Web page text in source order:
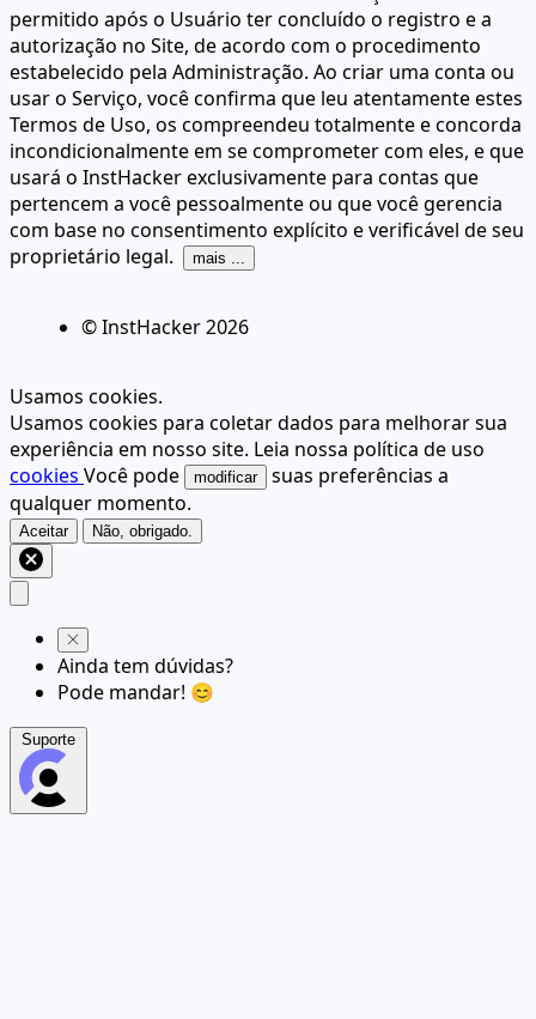
permitido após o Usuário ter concluído o registro e a
autorização no Site, de acordo com o procedimento
estabelecido pela Administração. Ao criar uma conta ou
usar o Serviço, você confirma que leu atentamente estes
Termos de Uso, os compreendeu totalmente e concorda
incondicionalmente em se comprometer com eles, e que
usará o InstHacker exclusivamente para contas que
pertencem a você pessoalmente ou que você gerencia
com base no consentimento explícito e verificável de seu
proprietário legal.
mais ...
© InstHacker2026
Usamos cookies.
Usamos cookies para coletar dados para melhorar sua
experiência em nosso site. Leia nossa política de uso
cookies Você pode modificar
suas preferências a
qualquer momento.
Aceitar Não, obrigado.
Ainda tem dúvidas?
Pode mandar! 😊
Suporte